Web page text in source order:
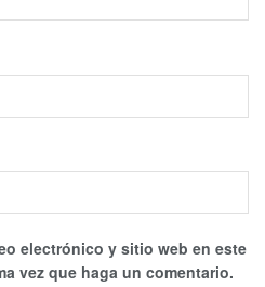
electrónico y sitio web en este
vez que haga un comentario.